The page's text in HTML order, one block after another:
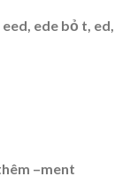
ede bỏ t, ed,
–ment